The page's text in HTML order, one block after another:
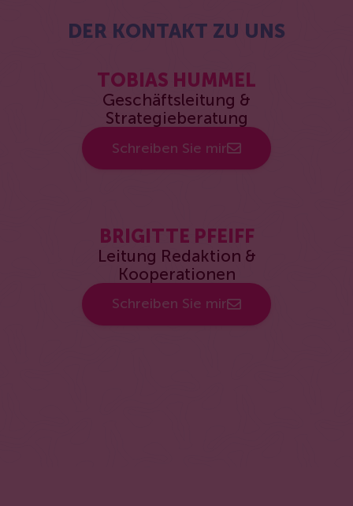
DER KONTAKT ZU UNS
TOBIAS HUMMEL
Geschäftsleitung &
Strategieberatung
Schreiben Sie mir
BRIGITTE PFEIFF
Leitung Redaktion &
Kooperationen
Schreiben Sie mir